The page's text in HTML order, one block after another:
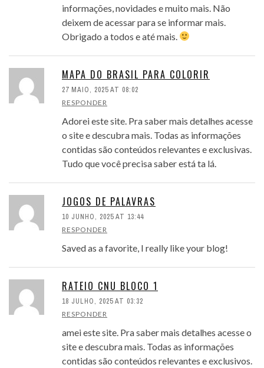
informações, novidades e muito mais. Não
deixem de acessar para se informar mais.
Obrigado a todos e até mais.
MAPA DO BRASIL PARA COLORIR
27 MAIO, 2025 AT 08:02
RESPONDER
Adorei este site. Pra saber mais detalhes acesse
o site e descubra mais. Todas as informações
contidas são conteúdos relevantes e exclusivas.
Tudo que você precisa saber está ta lá.
JOGOS DE PALAVRAS
10 JUNHO, 2025 AT 13:44
RESPONDER
Saved as a favorite, I really like your blog!
RATEIO CNU BLOCO 1
18 JULHO, 2025 AT 03:32
RESPONDER
amei este site. Pra saber mais detalhes acesse o
site e descubra mais. Todas as informações
contidas são conteúdos relevantes e exclusivos.